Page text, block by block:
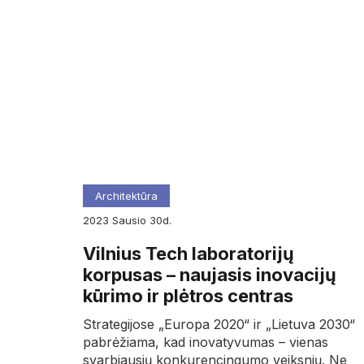
Architektūra
2023
sausio 30d.
Vilnius Tech laboratorijų
korpusas – naujasis inovacijų
kūrimo ir plėtros centras
Strategijose „Europa 2020“ ir „Lietuva 2030“
pabrėžiama, kad inovatyvumas – vienas
svarbiausių konkurencingumo veiksnių. Ne